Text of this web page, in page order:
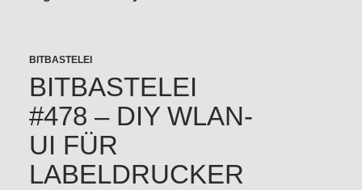
BITBASTELEI
BITBASTELEI
#478 – DIY WLAN-
UI FÜR
LABELDRUCKER